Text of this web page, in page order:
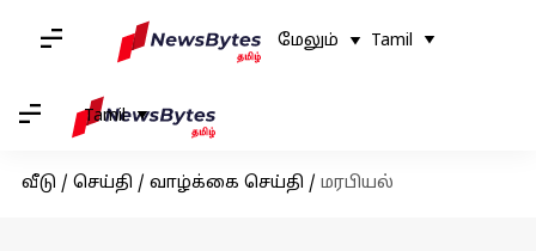
மேலும் Tamil
Tamil
வீடு / செய்தி / வாழ்க்கை செய்தி / மரபியல்